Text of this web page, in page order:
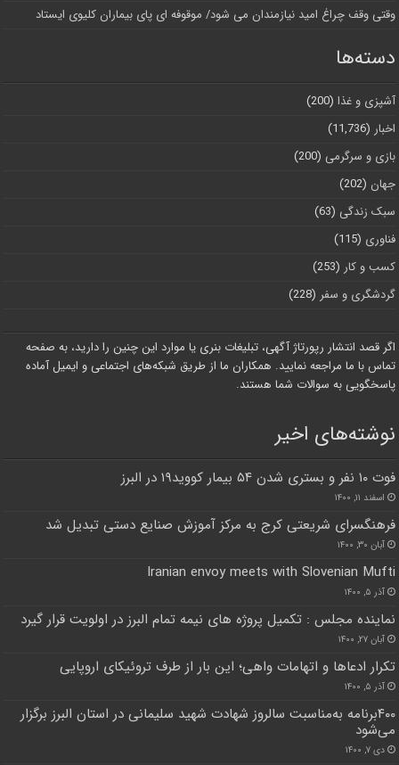
وقتی وقف چراغ امید نیازمندان می شود/ موقوفه ای پای بیماران کلیوی ایستاد
دسته‌ها
آشپزی و غذا (200)
اخبار (11,736)
بازی و سرگرمی (200)
جهان (202)
سبک زندگی (63)
فناوری (115)
کسب و کار (253)
گردشگری و سفر (228)
اگر قصد انتشار رپورتاژ آگهی، تبلیغات بنری یا موارد این چنین را دارید، به صفحه
تماس با ما مراجعه نمایید. همکاران ما از طریق شبکه‌های اجتماعی و ایمیل آماده
پاسخگویی به سوالات شما هستند.
نوشته‌های اخیر
فوت ۱۰ نفر و بستری شدن ۵۴ بیمار کووید۱۹ در البرز
اسفند ۱۱, ۱۴۰۰
فرهنگسرای شریعتی کرج به مرکز آموزش صنایع دستی تبدیل شد
آبان ۳۰, ۱۴۰۰
Iranian envoy meets with Slovenian Mufti
آذر ۵, ۱۴۰۰
نماینده مجلس : تکمیل پروژه های نیمه تمام البرز در اولویت قرار گیرد
آبان ۲۷, ۱۴۰۰
تکرار ادعاها و اتهامات واهی؛ این بار از طرف تروئیکای اروپایی
آذر ۵, ۱۴۰۰
۴۰۰برنامه به‌مناسبت سالروز شهادت شهید سلیمانی در استان البرز برگزار
می‌شود
دی ۷, ۱۴۰۰